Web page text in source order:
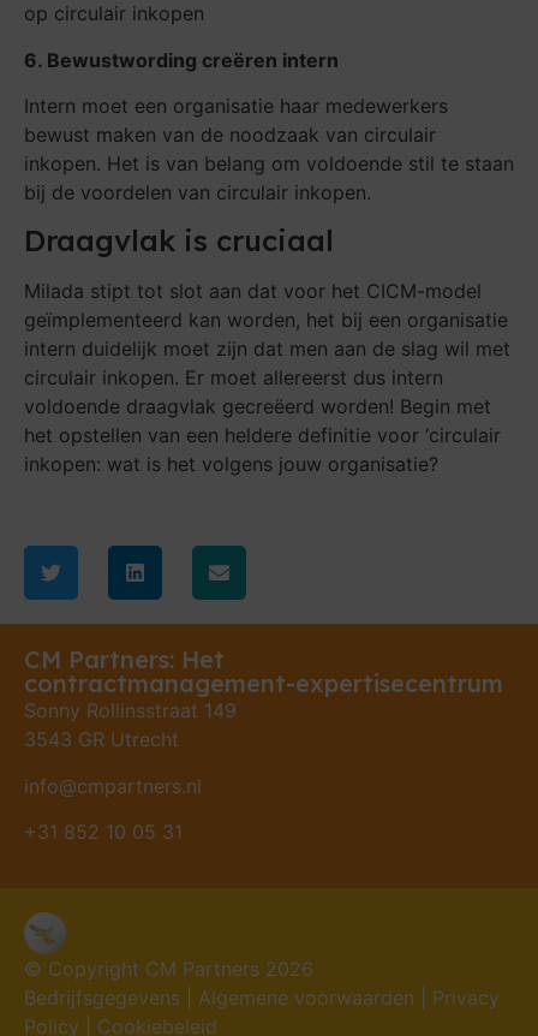
op circulair inkopen
6. Bewustwording creëren intern
Intern moet een organisatie haar medewerkers
bewust maken van de noodzaak van circulair
inkopen. Het is van belang om voldoende stil te staan
bij de voordelen van circulair inkopen.
Draagvlak is cruciaal
Milada stipt tot slot aan dat voor het CICM-model
geïmplementeerd kan worden, het bij een organisatie
intern duidelijk moet zijn dat men aan de slag wil met
circulair inkopen. Er moet allereerst dus intern
voldoende draagvlak gecreëerd worden! Begin met
het opstellen van een heldere definitie voor ‘circulair
inkopen: wat is het volgens jouw organisatie?
CM Partners: Het
contractmanagement-expertisecentrum
Sonny Rollinsstraat 149
3543 GR Utrecht
info@cmpartners.nl
+31 852 10 05 31
© Copyright CM Partners 2026
Bedrijfsgegevens
Algemene voorwaarden
Privacy
Policy
Cookiebeleid